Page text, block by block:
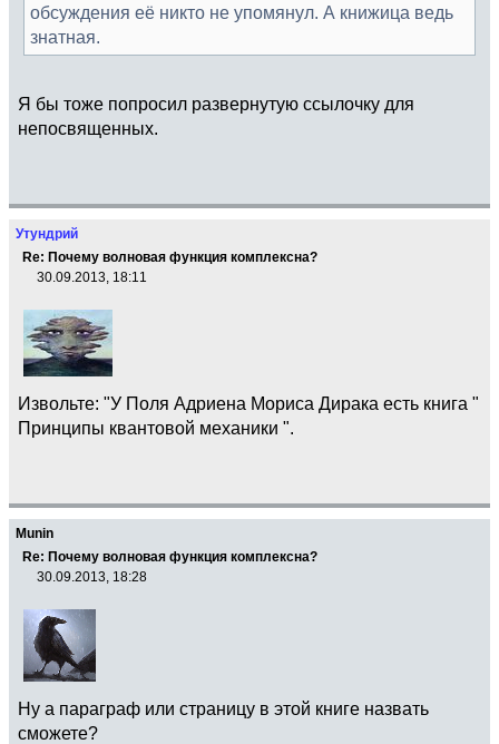
обсуждения её никто не упомянул. А книжица ведь
знатная.
Я бы тоже попросил развернутую ссылочку для
непосвященных.
Утундрий
Re: Почему волновая функция комплексна?
30.09.2013, 18:11
Извольте: "У Поля Адриена Мориса Дирака есть книга "
Принципы квантовой механики ".
Munin
Re: Почему волновая функция комплексна?
30.09.2013, 18:28
Ну а параграф или страницу в этой книге назвать
сможете?